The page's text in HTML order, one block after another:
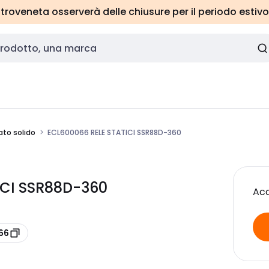
osserverà delle chiusure per il periodo
solido ECL600066 RELE STATICI SSR88D-360
SSR88D-360